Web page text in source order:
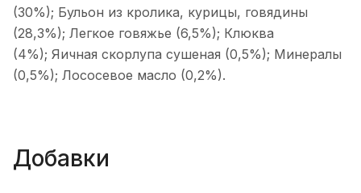
(30%); Бульон из кролика, курицы, говядины
(28,3%); Легкое говяжье (6,5%); Клюква
(4%); Яичная скорлупа сушеная (0,5%); Минералы
(0,5%); Лососевое масло (0,2%).
Добавки